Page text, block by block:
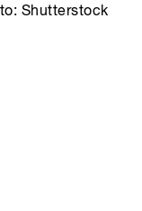
Shutterstock